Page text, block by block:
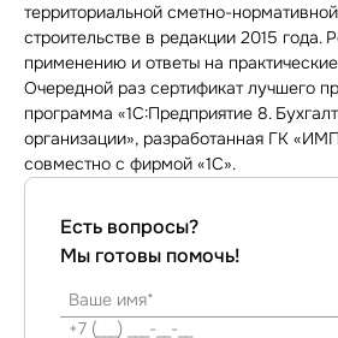
территориальной сметно-
строительстве в редакции 2015 года.
применению и ответы на
Очередной раз сертификат лучшего
программа «1С:Предприятие 8.
организации», разработанная ГК
совместно с фирмой «1С».
Есть вопросы?
Мы готовы помочь!